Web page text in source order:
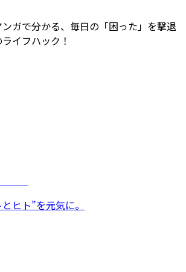
ンガで分かる、毎日の「困った」を撃退
イフハック！
ヒト”を元気に。